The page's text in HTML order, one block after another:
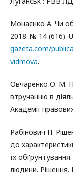
Монаєнко А. Чи
2018. № 14 (616).
gazeta.com/
vidmova.
Овчаренко О. М.
втручанню в
Академії
Рабінович П.
до
їх
людини. Рішення.